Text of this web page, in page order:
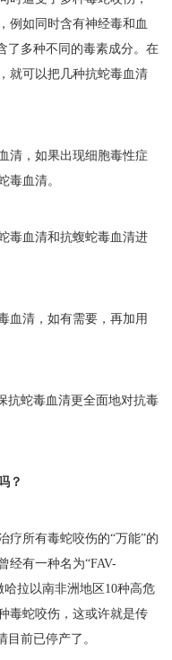
例如同时含有神经毒和血
了多种不同的毒素成分。在
就可以把几种抗蛇毒血清
，如果出现细胞毒性症
毒血清。
血清和抗蝮蛇毒血清进
清，如有需要，再加用
蛇毒血清更全面地对抗毒
？
所有毒蛇咬伤的“万能”的
经有一种名为“FAV-
拉以南非洲地区10种高危
毒蛇咬伤，这或许就是传
目前已停产了。